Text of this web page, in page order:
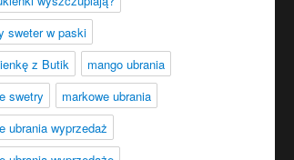
sweter w paski
z Butik
mango ubrania
swetry
markowe ubrania
ubrania wyprzedaż